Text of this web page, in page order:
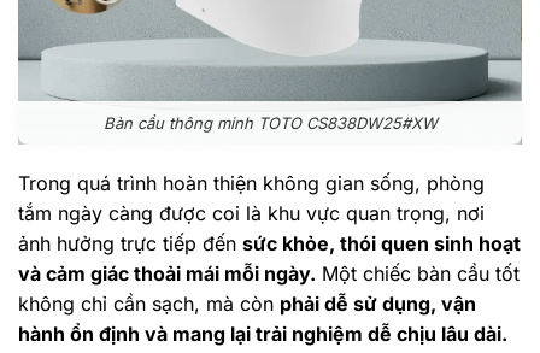
Bàn cầu thông minh TOTO CS838DW25#XW
Trong quá trình hoàn thiện không gian sống, phòng
tắm ngày càng được coi là khu vực quan trọng, nơi
ảnh hưởng trực tiếp đến sức khỏe, thói quen sinh hoạt
và cảm giác thoải mái mỗi ngày. Một chiếc bàn cầu tốt
không chỉ cần sạch, mà còn phải dễ sử dụng, vận
hành ổn định và mang lại trải nghiệm dễ chịu lâu dài.